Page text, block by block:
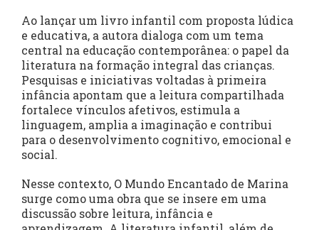
Ao lançar um livro infantil com proposta lúdica
e educativa, a autora dialoga com um tema
central na educação contemporânea: o papel da
literatura na formação integral das crianças.
Pesquisas e iniciativas voltadas à primeira
infância apontam que a leitura compartilhada
fortalece vínculos afetivos, estimula a
linguagem, amplia a imaginação e contribui
para o desenvolvimento cognitivo, emocional e
social.
Nesse contexto, O Mundo Encantado de Marina
surge como uma obra que se insere em uma
discussão sobre leitura, infância e